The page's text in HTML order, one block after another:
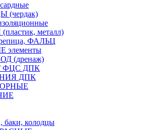
(чердак)
металл)
ФАЛЬЦ
элементы
(дренаж)
ФЦС ДПК
ДПК
колодцы